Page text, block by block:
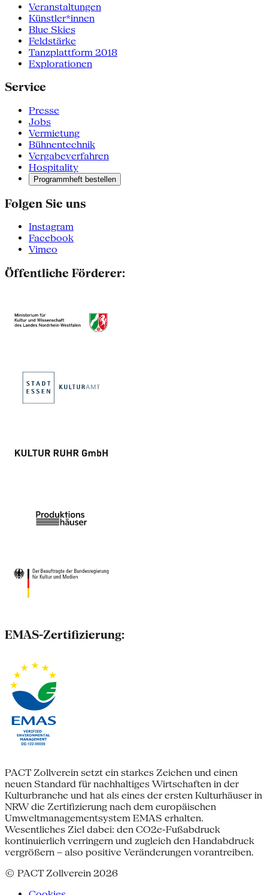
Veranstaltungen
Künstler*innen
Blue Skies
Feldstärke
Tanzplattform 2018
Explorationen
Service
Presse
Jobs
Vermietung
Bühnentechnik
Vergabeverfahren
Hospitality
Programmheft bestellen
Folgen Sie uns
Instagram
Facebook
Vimeo
Öffentliche Förderer:
EMAS-Zertifizierung:
PACT Zollverein setzt ein starkes Zeichen und einen
neuen Standard für nachhaltiges Wirtschaften in der
Kulturbranche und hat als eines der ersten Kulturhäuser in
NRW die Zertifizierung nach dem europäischen
Umweltmanagementsystem EMAS erhalten.
Wesentliches Ziel dabei: den CO2e-Fußabdruck
kontinuierlich verringern und zugleich den Handabdruck
vergrößern – also positive Veränderungen vorantreiben.
© PACT Zollverein 2026